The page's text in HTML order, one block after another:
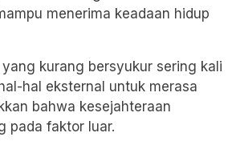
menerima keadaan hidup
kurang bersyukur sering kali
hal eksternal untuk merasa
bahwa kesejahteraan
pada faktor luar.